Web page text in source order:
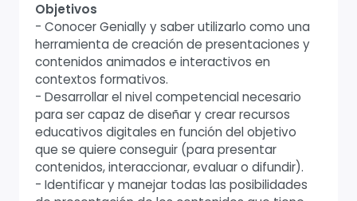
Objetivos
- Conocer Genially y saber utilizarlo como una
herramienta de creación de presentaciones y
contenidos animados e interactivos en
contextos formativos.
- Desarrollar el nivel competencial necesario
para ser capaz de diseñar y crear recursos
educativos digitales en función del objetivo
que se quiere conseguir (para presentar
contenidos, interaccionar, evaluar o difundir).
- Identificar y manejar todas las posibilidades